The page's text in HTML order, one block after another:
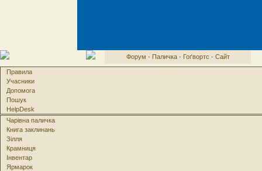
Форум · Паличка· Гоґвортс · Сайт
Правила
Учасники
Допомога
Пошук
HelpDesk
Чарівна паличка
Книга заклинань
Зілля
Крамниця
Інвентар
Ярмарок